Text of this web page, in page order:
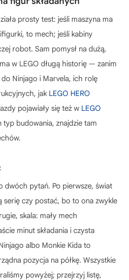
prosty test: jeśli maszyna ma
to mech; jeśli kabiny
robot. Sam pomysł na dużą,
w LEGO długą historię — zanim
Ninjago i Marvela, ich rolę
jak LEGO HERO
pojawiały się też w LEGO
typ budowania, znajdzie tam
dwóch pytań. Po pierwsze, świat
serię czy postać, bo to ona zwykle
skala: mały mech
minut składania i czysta
albo Monkie Kida to
pozycja na półkę. Wszystkie
powyżej; przejrzyj listę,